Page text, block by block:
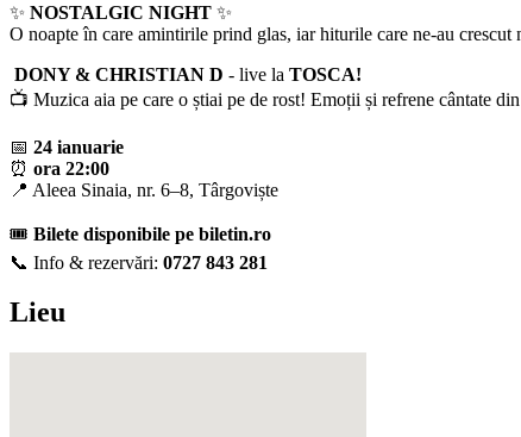
✨ NOSTALGIC NIGHT ✨
O noapte în care amintirile prind glas, iar hiturile care ne-au crescut
DONY & CHRISTIAN D - live la TOSCA!
📺 Muzica aia pe care o știai pe de rost! Emoții și refrene cântate
📅 24 ianuarie
⏰ ora 22:00
📍 Aleea Sinaia, nr. 6–8, Târgoviște
🎟️ Bilete disponibile pe biletin.ro
📞 Info & rezervări: 0727 843 281
Lieu